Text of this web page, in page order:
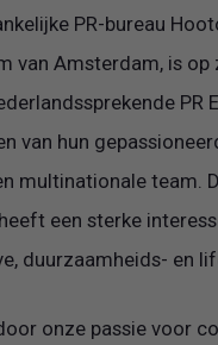
PR-bureau
van Amsterdam, is op
PR
van hun
multinationale team.
een sterke
duurzaamheids- en
onze passie voor